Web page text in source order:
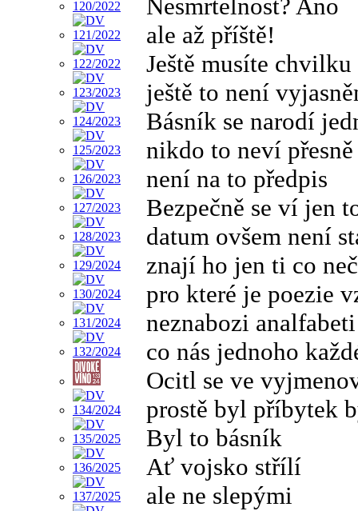
Nesmrtelnost? Ano
ale až příště!
Ještě musíte
ještě to není
Básník se narodí
nikdo to neví přesně
není na to předpis
Bezpečně se ví jen
datum ovšem není
znají ho jen ti co
pro které je poezie
neznabozi
co nás jednoho
Ocitl se ve
prostě byl příbytek
Byl to básník
Ať vojsko střílí
ale ne slepými